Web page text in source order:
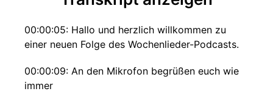
00:00:05: Hallo und herzlich willkommen zu
einer neuen Folge des Wochenlieder-Podcasts.
00:00:09: An den Mikrofon begrüßen euch wie
immer